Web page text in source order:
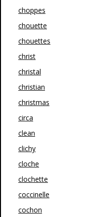
choppes
chouette
chouettes
christ
christal
christian
christmas
circa
clean
clichy
cloche
clochette
coccinelle
cochon